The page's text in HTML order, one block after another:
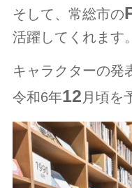
そして、常総市の
活躍してくれます。
キャラクターの発
令和6年12 月頃を